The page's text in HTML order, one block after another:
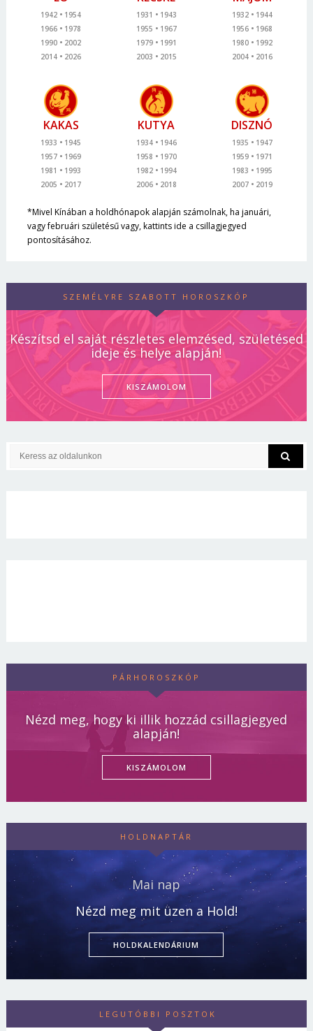
1942
1954
1966
1978
1990
2002
2014
2026
1931
1943
1955
1967
1979
1991
2003
2015
1932
1944
1956
1968
1980
1992
2004
2016
KAKAS
1933
1945
1957
1969
1981
1993
2005
2017
KUTYA
1934
1946
1958
1970
1982
1994
2006
2018
DISZNÓ
1935
1947
1959
1971
1983
1995
2007
2019
*Mivel Kínában a holdhónapok alapján számolnak, ha januári,
vagy februári születésű vagy, kattints ide a csillagjegyed
pontosításához.
SZEMÉLYRE SZABOTT HOROSZKÓP
Készítsd el saját részletes elemzésed, születésed
ideje és helye alapján!
KISZÁMOLOM
PÁRHOROSZKÓP
Nézd meg, hogy ki illik hozzád csillagjegyed
alapján!
KISZÁMOLOM
HOLDNAPTÁR
Mai nap
Nézd meg mit üzen a Hold!
HOLDKALENDÁRIUM
LEGUTÓBBI POSZTOK